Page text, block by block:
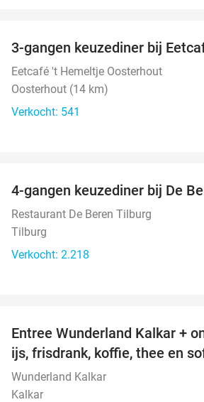
3-gangen keuzediner bij
Eetcafé 't Hemeltje Oosterhout
Oosterhout (14 km)
Verkocht: 541
4-gangen keuzediner bij De
Restaurant De Beren Tilburg
Tilburg
Verkocht: 2.218
Entree Wunderland Kalkar +
ijs, frisdrank, koffie, thee en
Wunderland Kalkar
Kalkar